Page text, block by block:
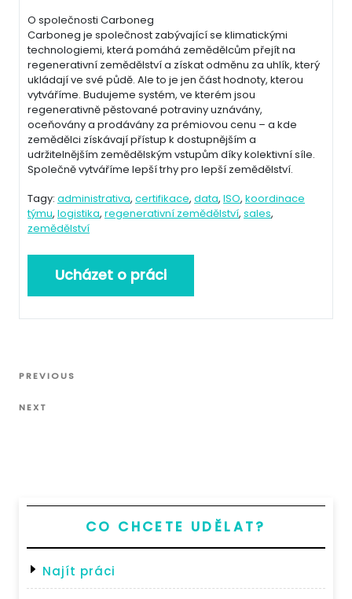
O společnosti Carboneg
Carboneg je společnost zabývající se klimatickými
technologiemi, která pomáhá zemědělcům přejít na
regenerativní zemědělství a získat odměnu za uhlík, který
ukládají ve své půdě. Ale to je jen část hodnoty, kterou
vytváříme. Budujeme systém, ve kterém jsou
regenerativně pěstované potraviny uznávány,
oceňovány a prodávány za prémiovou cenu – a kde
zemědělci získávají přístup k dostupnějším a
udržitelnějším zemědělským vstupům díky kolektivní síle.
Společně vytváříme lepší trhy pro lepší zemědělství.
Tagy: administrativa, certifikace, data, ISO, koordinace
týmu, logistika, regenerativní zemědělství, sales,
zemědělství
Navigace
příspěvek
Previous
PREVIOUS
Next
NEXT
CO CHCETE UDĚLAT?
Najít práci